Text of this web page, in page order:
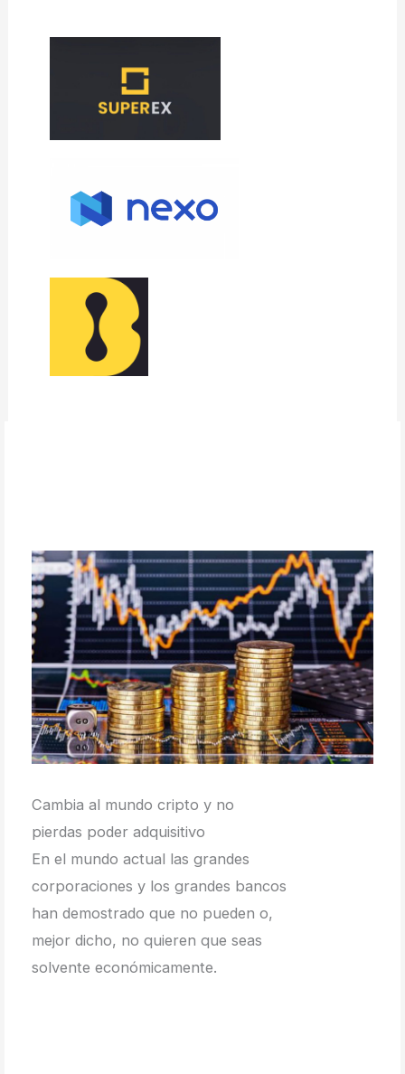
Cambia al mundo cripto y no
pierdas poder adquisitivo
En el mundo actual las grandes
corporaciones y los grandes bancos
han demostrado que no pueden o,
mejor dicho, no quieren que seas
solvente económicamente.